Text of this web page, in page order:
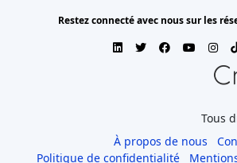
Restez connecté avec nous sur les
Tous
À propos de nous
Politique de confidentialité